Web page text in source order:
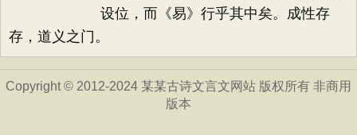
设位，而《易》行乎其中矣。成性存
存，道义之门。
Copyright © 2012-2024 某某古诗文言文网站 版权所有 非商用
版本